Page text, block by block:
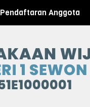
Pendaftaran Anggota